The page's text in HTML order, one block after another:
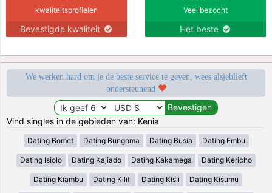
kwaliteitsprofielen
Bevestigde kwaliteit
Veel bezocht
Het beste
We werken hard om je de beste service te geven, wees alsjeblieft
ondersteunend
Vind singles in de gebieden van: Kenia
Dating Bomet Dating Bungoma Dating Busia Dating Embu
Dating Isiolo Dating Kajiado Dating Kakamega Dating Kericho
Dating Kiambu Dating Kilifi Dating Kisii Dating Kisumu